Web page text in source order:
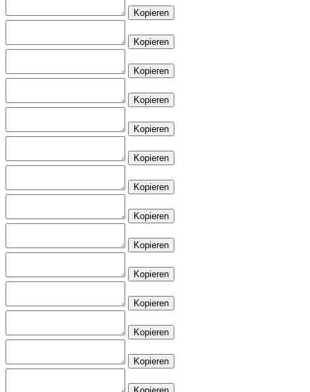
Kopieren
Kopieren
Kopieren
Kopieren
Kopieren
Kopieren
Kopieren
Kopieren
Kopieren
Kopieren
Kopieren
Kopieren
Kopieren